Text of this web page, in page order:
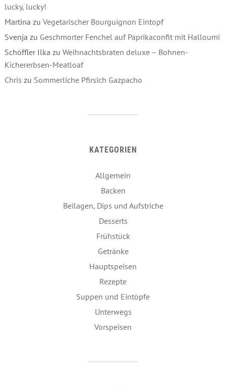
lucky, lucky!
Martina zu Vegetarischer Bourguignon Eintopf
Svenja zu Geschmorter Fenchel auf Paprikaconfit mit Halloumi
Schöffler Ilka zu Weihnachtsbraten deluxe – Bohnen-
Kichererbsen-Meatloaf
Chris zu Sommerliche Pfirsich Gazpacho
KATEGORIEN
Allgemein
Backen
Beilagen, Dips und Aufstriche
Desserts
Frühstück
Getränke
Hauptspeisen
Rezepte
Suppen und Eintöpfe
Unterwegs
Vorspeisen